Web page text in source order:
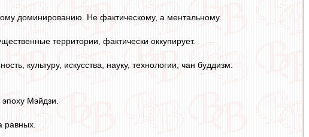
доминированию. Не фактическому, а ментальному.
территории, фактически оккупирует.
культуру, искусства, науку, технологии, чан буддизм.
Мэйдзи.
равных.